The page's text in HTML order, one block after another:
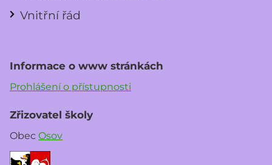
Vnitřní řád
Informace o www stránkách
Prohlášení o přístupnosti
Zřizovatel školy
Obec Osov